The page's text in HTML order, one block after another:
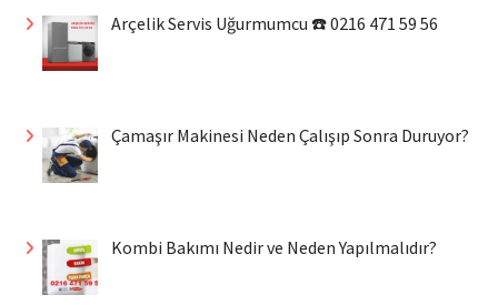
Arçelik Servis Uğurmumcu ☎️ 0216 471 59 56
Çamaşır Makinesi Neden Çalışıp Sonra Duruyor?
Kombi Bakımı Nedir ve Neden Yapılmalıdır?